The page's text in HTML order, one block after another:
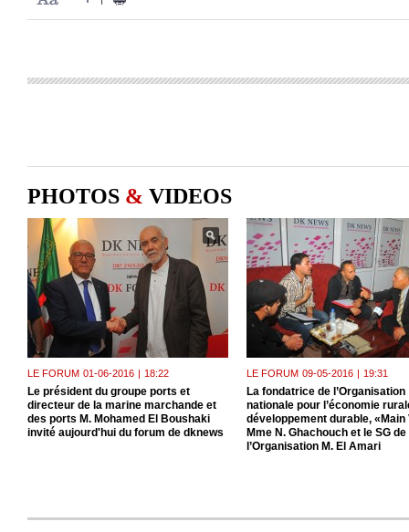
PHOTOS & VIDEOS
LE FORUM 01-06-2016 | 18:22
Le président du groupe ports et
directeur de la marine marchande et
des ports M. Mohamed El Boushaki
invité aujourd'hui du forum de dknews
LE FORUM 09-05-2016 | 19:31
La fondatrice de l’Organisation
nationale pour l’économie
développement durable, «Main
Mme N. Ghachouch et le SG de
l’Organisation M. El Amari